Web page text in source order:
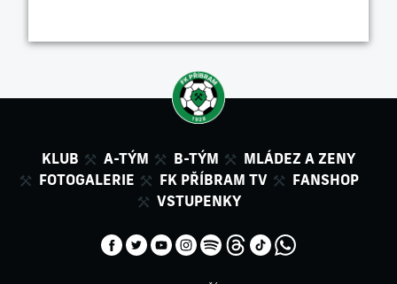
KLUB A-TÝM B-TÝM
MLÁDEZ A ZENY
FOTOGALERIE
FK PŘÍBRAM TV
FANSHOP
VSTUPENKY